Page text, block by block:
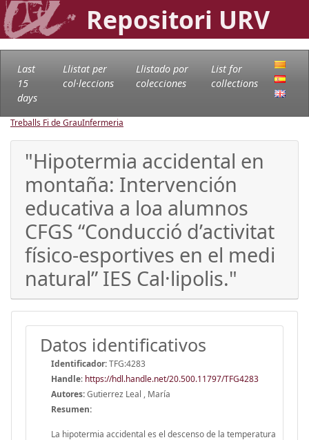
Repositori URV
Last
15
days
Llistat per
col·leccions
Llistado por
colecciones
List for
collections
Treballs Fi de GrauInfermeria
"Hipotermia accidental en
montaña: Intervención
educativa a loa alumnos
CFGS “Conducció d’activitat
físico-esportives en el medi
natural” IES Cal·lipolis."
Datos identificativos
Identificador:TFG:4283
Handle: https://hdl.handle.net/20.500.11797/TFG4283
Autores:Gutierrez Leal , María
Resumen:
La hipotermia accidental es el descenso de la temperatura